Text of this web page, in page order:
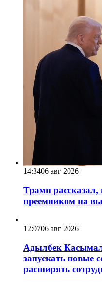
14:3406 авг 2026
Трамп рассказал,
преемником на
12:0706 авг 2026
Адылбек
запускать новые
расширять